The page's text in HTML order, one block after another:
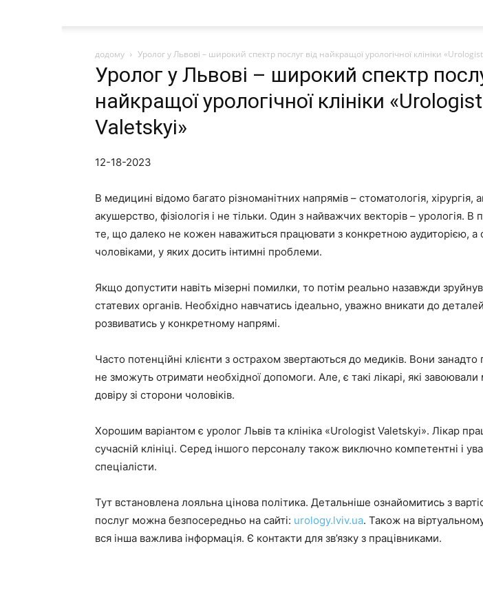
додому Уролог у Львові – широкий спектр послуг від найкращої урологічної клініки
Уролог у Львові – широкий спектр
найкращої урологічної клініки «Urologist
Valetskyi»
12-18-2023
В медицині відомо багато різноманітних напрямів – стоматологія, хірургія,
акушерство, фізіологія і не тільки. Один з найважчих векторів – урологія.
те, що далеко не кожен наважиться працювати з конкретною аудиторією, а
чоловіками, у яких досить інтимні проблеми.
Якщо допустити навіть мізерні помилки, то потім реально назавжди
статевих органів. Необхідно навчатись ідеально, уважно вникати до
розвиватись у конкретному напрямі.
Часто потенційні клієнти з острахом звертаються до медиків. Вони
не зможуть отримати необхідної допомоги. Але, є такі лікарі, які
довіру зі сторони чоловіків.
Хорошим варіантом є уролог Львів та клініка «Urologist Valetskyi». Лікар
сучасній клініці. Серед іншого персоналу також виключно компетентні і
спеціалісти.
Тут встановлена лояльна цінова політика. Детальніше ознайомитись з
послуг можна безпосередньо на сайті: urology.lviv.ua. Також на
вся інша важлива інформація. Є контакти для зв’язку з працівниками.